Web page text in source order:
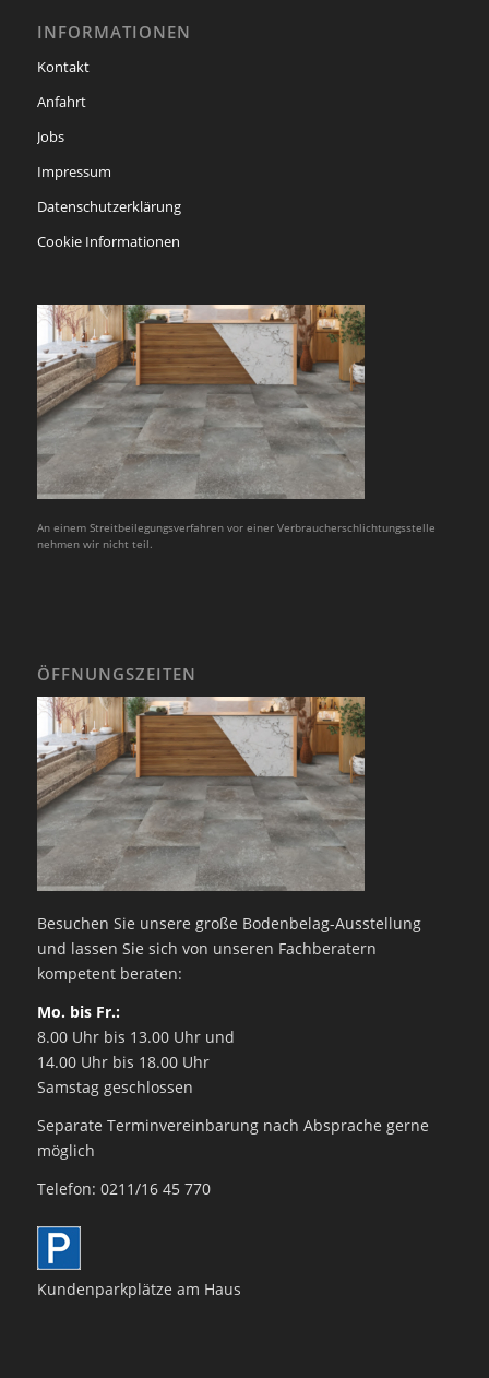
INFORMATIONEN
Kontakt
Anfahrt
Jobs
Impressum
Datenschutzerklärung
Cookie Informationen
An einem Streitbeilegungsverfahren vor einer Verbraucherschlichtungsstelle
nehmen wir nicht teil.
ÖFFNUNGSZEITEN
Besuchen Sie unsere große Bodenbelag-Ausstellung
und lassen Sie sich von unseren Fachberatern
kompetent beraten:
Mo. bis Fr.:
8.00 Uhr bis 13.00 Uhr und
14.00 Uhr bis 18.00 Uhr
Samstag geschlossen
Separate Terminvereinbarung nach Absprache gerne
möglich
Telefon: 0211/16 45 770
Kundenparkplätze am Haus